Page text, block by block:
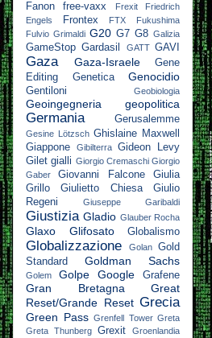
Fanon
free-vaxx Frexit
Friedrich
Engels
Frontex FTX
Fukushima
Fulvio Grimaldi G20 G7 G8 Galizia
GameStop Gardasil GATT GAVI
Gaza Gaza-Israele
Gene
Editing
Genetica Genocidio
Gentiloni Geobiologia
Geoingegneria geopolitica
Germania Gerusalemme
Gesine Lötzsch Ghislaine Maxwell
Giappone
Gibilterra Gideon Levy
Gilet gialli Giorgio Cremaschi Giorgio
Gaber
Giovanni Falcone
Giulia
Grillo
Giulietto Chiesa
Giulio
Regeni
Giuseppe Garibaldi
Giustizia Gladio Glauber Rocha
Glaxo Glifosato Globalismo
Globalizzazione Golan Gold
Standard
Goldman Sachs
Golem Golpe Google Grafene
Gran Bretagna
Great
Reset/Grande Reset Grecia
Green Pass Grenfell Tower Greta
Greta Thunberg Grexit Groenlandia